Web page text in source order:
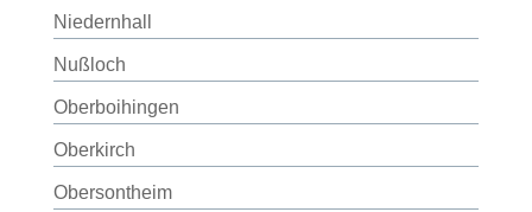
Niedernhall
Nußloch
Oberboihingen
Oberkirch
Obersontheim